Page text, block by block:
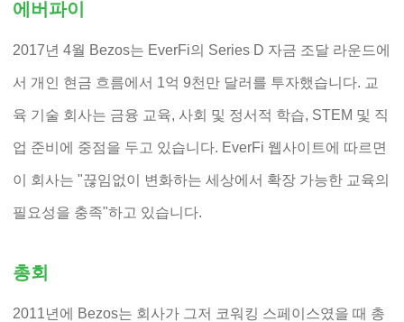
에버파이
2017년 4월 Bezos는 EverFi의 Series D 자금 조달 라운드에
서 개인 현금 흐름에서 1억 9천만 달러를 투자했습니다. 교
육 기술 회사는 금융 교육, 사회 및 정서적 학습, STEM 및 직
업 준비에 중점을 두고 있습니다. EverFi 웹사이트에 따르면
이 회사는 "끊임없이 변화하는 세상에서 확장 가능한 교육의
필요성을 충족"하고 있습니다.
총회
2011년에 Bezos는 회사가 그저 코워킹 스페이스였을 때 총